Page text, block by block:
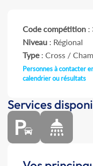
Code compétition :
Niveau : Régional
Type: Cross /
Personnes à contacter
calendrier ou résultats
Services